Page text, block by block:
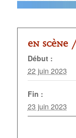
En scène
Début :
22 juin 2023
Fin :
23 juin 2023